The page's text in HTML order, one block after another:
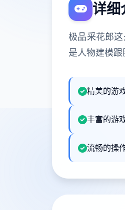
详细
极品采花郎
是人物建模
精美的游
丰富的游
流畅的操